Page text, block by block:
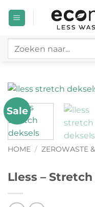
naar
Zoeken
Sale
HOME / ZEROWASTE
Lless –